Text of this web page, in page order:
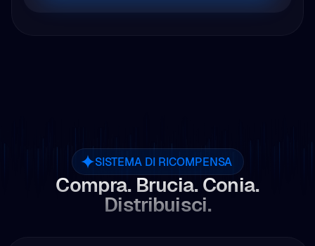
SISTEMA DI RICOMPENSA
Compra. Brucia. Conia.
Distribuisci.